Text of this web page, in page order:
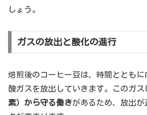
しょう。
ガスの放出と酸化の進行
焙煎後のコーヒー豆は、時間ととも
酸ガスを放出していきます。このガス
素）から守る働きがあるため、放出